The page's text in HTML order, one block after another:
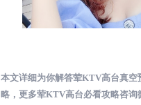
本文详细为你解答荤KTV高台真空
略，更多荤KTV高台必看攻略咨询